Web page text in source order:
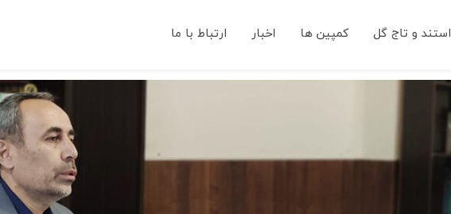
استند و تاج گل کمپین ها اخبار ارتباط با ما